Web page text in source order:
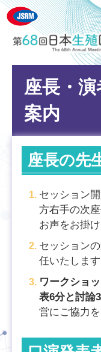
座長・
案内
座長の先
セッション
方右手の次
お声をお掛け
セッション
任いたします
ワークショ
表6分と討論
営にご協力